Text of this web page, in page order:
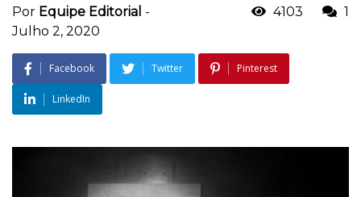
Por Equipe Editorial -
Julho 2, 2020
4103 1
Facebook Twitter Pinterest
LinkedIn